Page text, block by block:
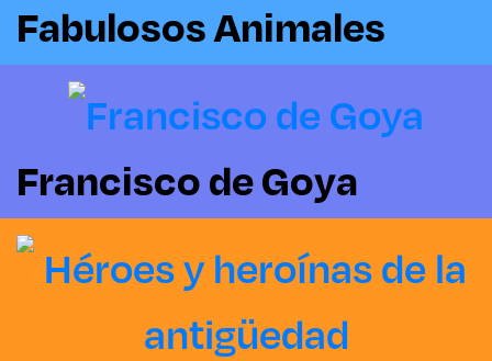
Fabulosos Animales
Francisco de Goya